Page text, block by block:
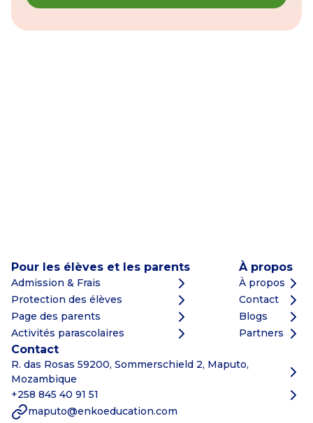
Pour les élèves et les parents
Admission & Frais
Protection des élèves
Page des parents
Activités parascolaires
À propos
À propos
Contact
Blogs
Partners
Contact
R. das Rosas 59200, Sommerschield 2, Maputo,
Mozambique
+258 845 40 91 51
maputo@enkoeducation.com